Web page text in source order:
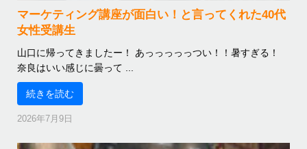
マーケティング講座が面白い！と言ってくれた40代
女性受講生
山口に帰ってきましたー！ あっっっっっつい！！暑すぎる！
奈良はいい感じに曇って ...
続きを読む
2026年7月9日